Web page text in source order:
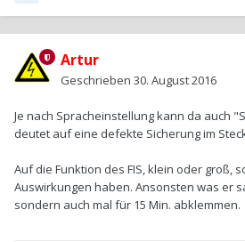
Artur
Geschrieben 30. August 2016
Je nach Spracheinstellung kann da auch
deutet auf eine defekte Sicherung im
Auf die Funktion des FIS, klein oder groß,
Auswirkungen haben. Ansonsten was er
sondern auch mal für 15 Min. abklemmen.